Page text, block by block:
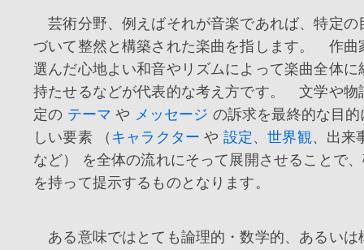
芸術分野、例えばそれが音楽であれば、特定の
づいて整然と構築された楽曲を指します。 作曲
選んだ心地よい和音やリズムによって楽曲全体に
持たせるなどが代表的な考え方です。 文学や物
定の テーマ や メッセージ の訴求を最終的な目
しい要素 （ キャラクター や 設定 、世界観、出来
など） を全体の流れにそって展開させることで
を持って提示するものとなります。
ある意味ではとても論理的・数学的、あるいは